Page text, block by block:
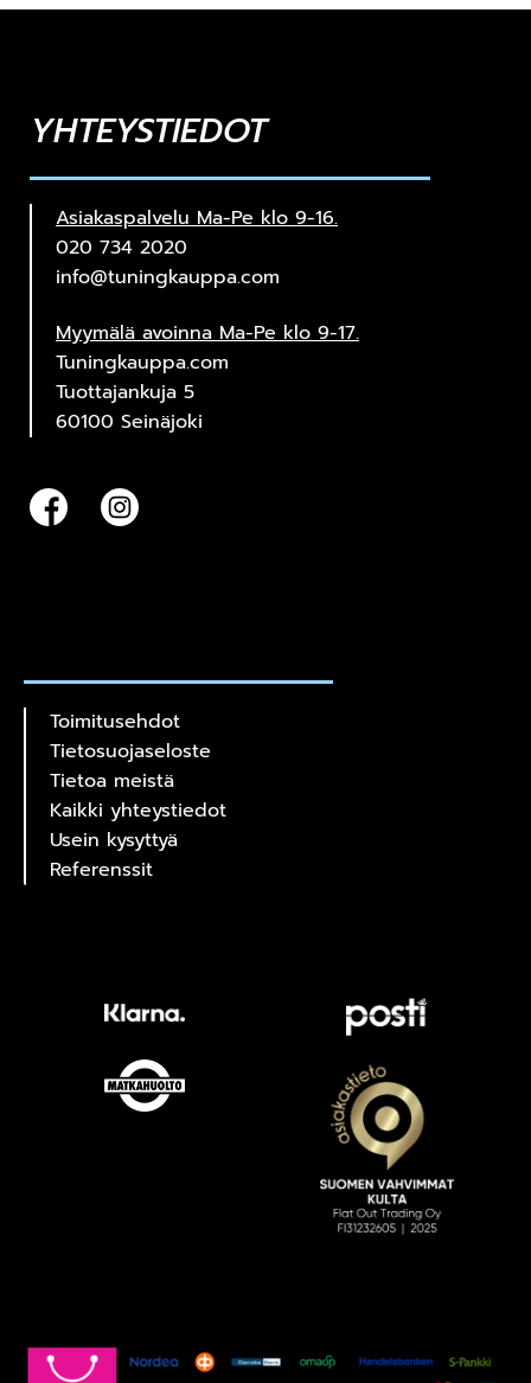
YHTEYSTIEDOT
Asiakaspalvelu Ma-Pe klo 9-16.
020 734 2020
info@tuningkauppa.com
Myymälä avoinna Ma-Pe klo 9-17.
Tuningkauppa.com
Tuottajankuja 5
60100 Seinäjoki
Toimitusehdot
Tietosuojaseloste
Tietoa meistä
Kaikki yhteystiedot
Usein kysyttyä
Referenssit